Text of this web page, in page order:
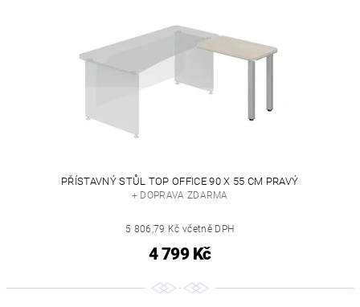
PŘÍSTAVNÝ STŮL TOP OFFICE 90 X 55 CM PRAVÝ
+ DOPRAVA ZDARMA
5 806,79 Kč včetně DPH
4 799 Kč